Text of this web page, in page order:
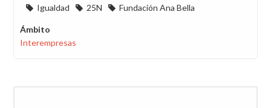
Igualdad
25N Fundación Ana Bella
Ámbito
Interempresas